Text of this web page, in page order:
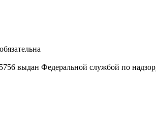
выдан Федеральной службой по